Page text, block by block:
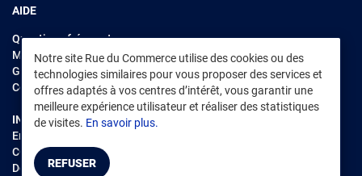
Notre site Rue du Commerce utilise des cookies ou des
technologies similaires pour vous proposer des services et
offres adaptés à vos centres d’intérêt, vous garantir une
meilleure expérience utilisateur et réaliser des statistiques
de visites. En savoir plus.
REFUSER
AIDE
Questions fréquentes
Modes de règlements
Garantie et retours
Contacter Rue du Commerce
INFORMATIONS LÉGALES
Environnement
CGV /CGU Marketplace
Données personnelles